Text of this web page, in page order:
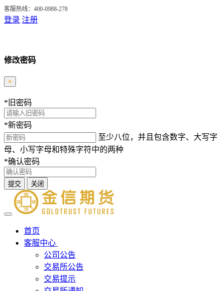
客服热线：400-0988-278
登录 注册
修改密码
×
* 旧密码
*新密码
至少八位，并且包含数字、大写字
母、小写字母和特殊字符中的两种
*确认密码
提交 关闭
首页
客服中心
公司公告
交易所公告
交易提示